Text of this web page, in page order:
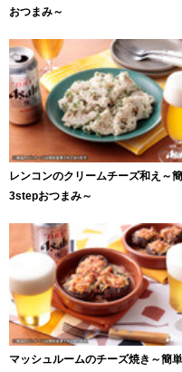
おつまみ～
レンコンのクリームチーズ和え～
3stepおつまみ～
マッシュルームのチーズ焼き～簡